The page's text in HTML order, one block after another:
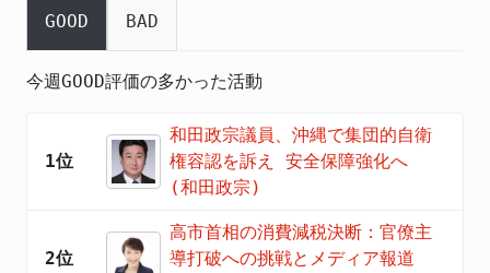
GOOD BAD
今週GOOD評価の多かった活動
1位
和田政宗議員、沖縄で集団的自衛
権容認を訴え 安全保障強化へ
(和田政宗)
2位
高市首相の消費減税決断：官僚主
導打破への挑戦とメディア報道